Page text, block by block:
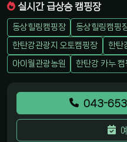
실시간 급상승 캠핑장
동상힐링캠핑장
동상힐링캠핑
한탄강관광지 오토캠핑장
한탄
아이월관광농원
한탄강 카누 캠
043-